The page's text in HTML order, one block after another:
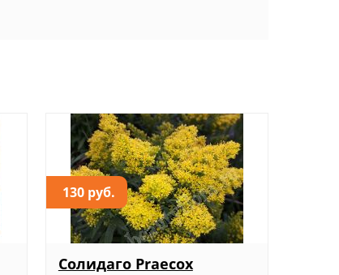
130 руб.
Солидаго Praecox